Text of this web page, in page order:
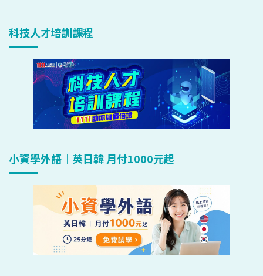
科技人才培訓課程
小資學外語｜英日韓 月付1000元起